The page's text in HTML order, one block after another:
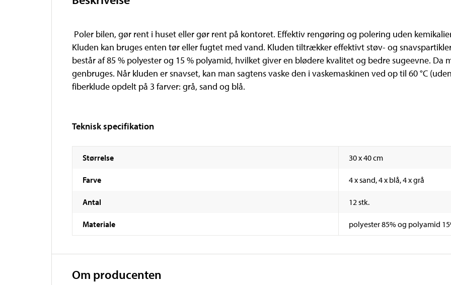
Poler bilen, gør rent i huset eller gør rent på kontoret. Effektiv rengøring og polering uden
Kluden kan bruges enten tør eller fugtet med vand. Kluden tiltrækker effektivt støv- og
består af 85 % polyester og 15 % polyamid, hvilket giver en blødere kvalitet og bedre sugeevne. Da
genbruges. Når kluden er snavset, kan man sagtens vaske den i vaskemaskinen ved op til 60 °C
fiberklude opdelt på 3 farver: grå, sand og blå.
Teknisk specifikation
Størrelse 30 x 40 cm
Farve 4 x sand, 4 x blå, 4 x grå
Antal 12 stk.
Materiale polyester 85% og polyamid
Om producenten